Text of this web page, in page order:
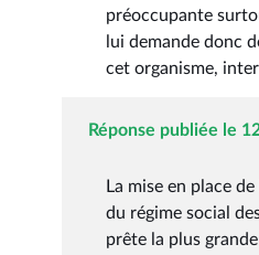
préoccupante
lui demande donc
cet organisme,
Réponse publiée le
La mise en place
du régime social
prête la plus